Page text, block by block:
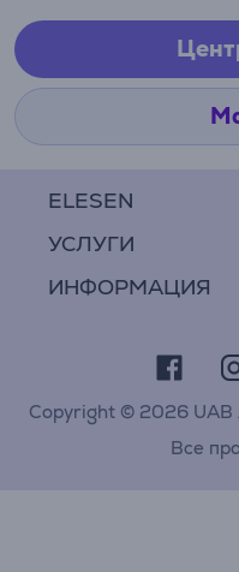
ELESEN
УСЛУГИ
ИНФОРМАЦИЯ
Copyright © 2026 UAB
Все